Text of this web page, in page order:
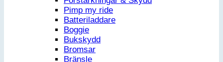
Pimp my ride
Batteriladdare
Boggie
Bukskydd
Bromsar
Bränsle